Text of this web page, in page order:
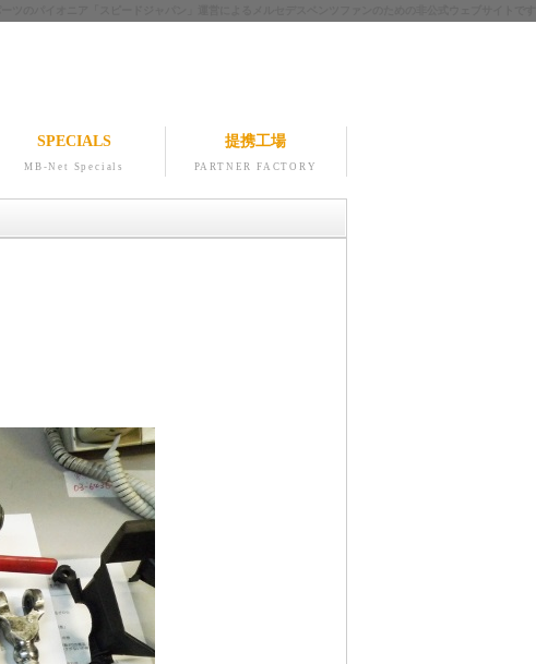
SPECIALS
MB-Net Specials
提携工場
PARTNER FACTORY